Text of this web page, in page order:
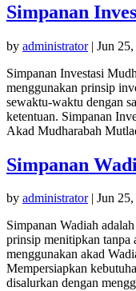
Simpanan
by administrator| Jun 25,
Simpanan Investasi
menggunakan prinsip
sewaktu-waktu dengan
ketentuan. Simpanan
Akad Mudharabah
Simpanan
by administrator| Jun
Simpanan Wadiah
prinsip menitipkan tanpa
menggunakan akad
Mempersiapkan
disalurkan dengan